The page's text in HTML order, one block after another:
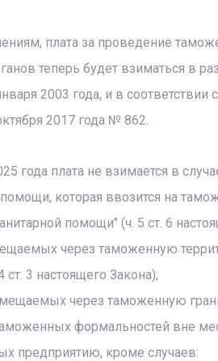
плата за проведение
теперь будет взиматься в
2003 года, и в
2017 года № 862.
года плата не взимается в
которая ввозится на
помощи" (ч. 5 ст. 6
через таможенную
ст. 3 настоящего Закона);
через таможенную
формальностей вне
предприятию, кроме случаев: